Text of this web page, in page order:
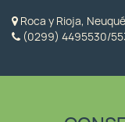
Roca y Rioja,
(0299) 4495530/